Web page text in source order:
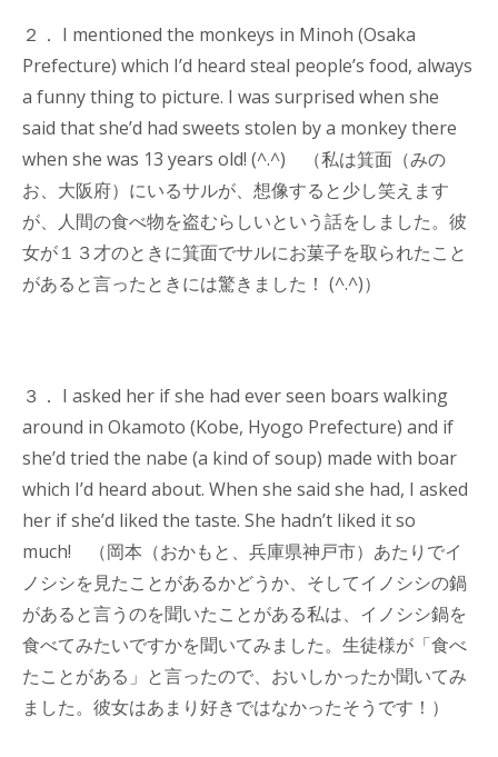
２． I mentioned the monkeys in Minoh (Osaka
Prefecture) which I’d heard steal people’s food, always
a funny thing to picture. I was surprised when she
said that she’d had sweets stolen by a monkey there
when she was 13 years old! (^.^) （私は箕面（みの
お、大阪府）にいるサルが、想像すると少し笑えます
が、人間の食べ物を盗むらしいという話をしました。彼
女が１３才のときに箕面でサルにお菓子を取られたこと
があると言ったときには驚きました！ (^.^)）
３． I asked her if she had ever seen boars walking
around in Okamoto (Kobe, Hyogo Prefecture) and if
she’d tried the nabe (a kind of soup) made with boar
which I’d heard about. When she said she had, I asked
her if she’d liked the taste. She hadn’t liked it so
much! （岡本（おかもと、兵庫県神戸市）あたりでイ
ノシシを見たことがあるかどうか、そしてイノシシの鍋
があると言うのを聞いたことがある私は、イノシシ鍋を
食べてみたいですかを聞いてみました。生徒様が「食べ
たことがある」と言ったので、おいしかったか聞いてみ
ました。彼女はあまり好きではなかったそうです！）